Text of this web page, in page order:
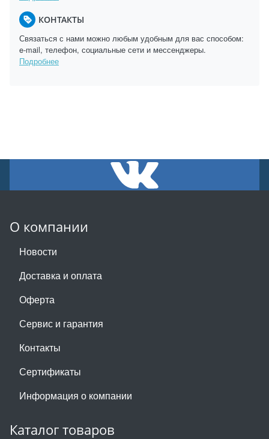
КОНТАКТЫ
Связаться с нами можно любым удобным для вас способом:
e-mail, телефон, социальные сети и мессенджеры.
Подробнее
О компании
Новости
Доставка и оплата
Оферта
Сервис и гарантия
Контакты
Сертификаты
Информация о компании
Каталог товаров